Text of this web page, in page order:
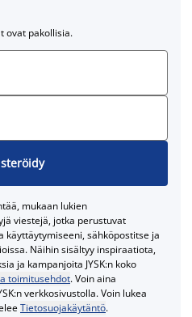
ovat pakollisia.
mukaan lukien
viestejä, jotka perustuvat
käyttäytymiseeni, sähköpostitse ja
Näihin sisältyy inspiraatiota,
ja kampanjoita JYSK:n koko
toimitusehdot. Voin aina
verkkosivustolla. Voin lukea
Tietosuojakäytäntö.